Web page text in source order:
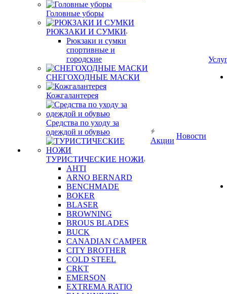
Головные уборы
РЮКЗАКИ И СУМКИ
Рюкзаки и сумки
спортивные и
городские
СНЕГОХОДНЫЕ МАСКИ
Кожгалантерея
Средства по уходу за
одеждой и обувью
ТУРИСТИЧЕСКИЕ НОЖИ
AHTI
ARNO BERNARD
BENCHMADE
BOKER
BLASER
BROWNING
BROUS BLADES
BUCK
CANADIAN CAMPER
CITY BROTHER
COLD STEEL
CRKT
EMERSON
EXTREMA RATIO
Акции
Новости